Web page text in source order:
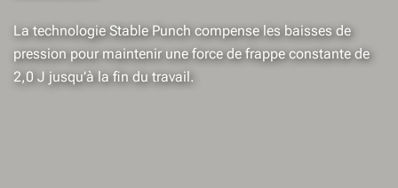
La technologie Stable Punch compense les baisses de
pression pour maintenir une force de frappe constante de
2,0 J jusqu’à la fin du travail.